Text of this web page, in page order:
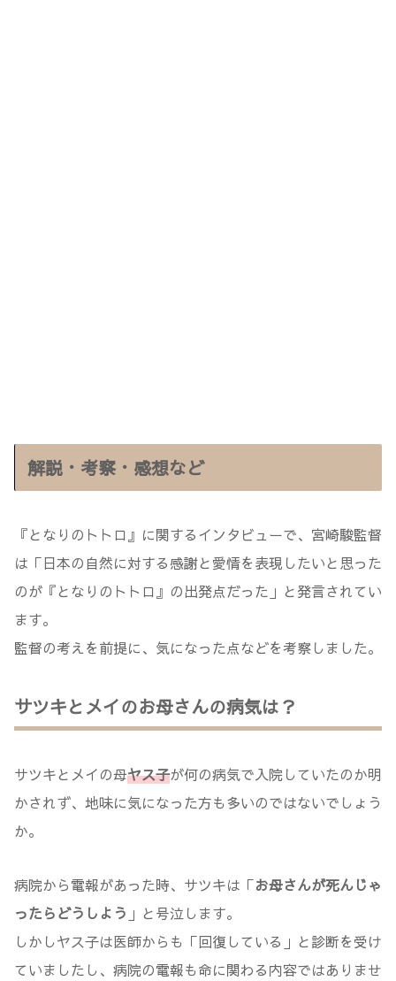
解説・考察・感想など
『となりのトトロ』に関するインタビューで、宮崎駿監督
は「日本の自然に対する感謝と愛情を表現したいと思った
のが『となりのトトロ』の出発点だった」と発言されてい
ます。
監督の考えを前提に、気になった点などを考察しました。
サツキとメイのお母さんの病気は？
サツキとメイの母ヤス子が何の病気で入院していたのか明
かされず、地味に気になった方も多いのではないでしょう
か。
病院から電報があった時、サツキは「お母さんが死んじゃ
ったらどうしよう 」と号泣します。
しかしヤス子は医師からも「回復している」と診断を受け
ていましたし、病院の電報も命に関わる内容ではありませ